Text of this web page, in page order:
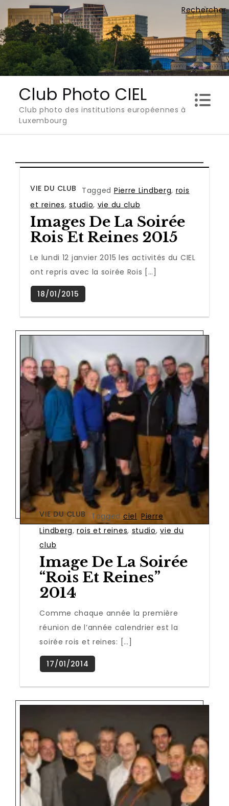
Rechercher
Skip
content
Club Photo CIEL
Club photo des institutions européennes à
Luxembourg
VIE DU CLUB Tagged Pierre Lindberg, rois
et reines,studio, vie du club
Images De La Soirée
Rois Et Reines 2015
Le lundi 12 janvier 2015 les activités du CIEL
ont repris avec la soirée Rois […]
VIE DU CLUB Tagged ciel,Pierre
Lindberg,rois et reines, studio,vie du
club
Image De La Soirée
“rois Et Reines”
2014
Comme chaque année la première
réunion de l’année calendrier est la
soirée rois et reines: […]